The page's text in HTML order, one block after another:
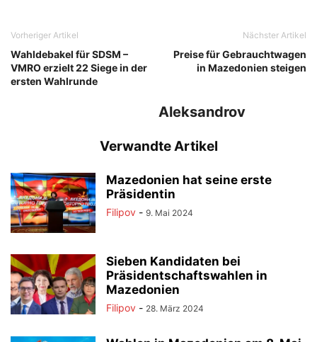
Vorheriger Artikel
Wahldebakel für SDSM –
VMRO erzielt 22 Siege in der
ersten Wahlrunde
Nächster Artikel
Preise für Gebrauchtwagen
in Mazedonien steigen
Aleksandrov
Verwandte Artikel
Mazedonien hat seine erste
Präsidentin
Filipov - 9. Mai 2024
Sieben Kandidaten bei
Präsidentschaftswahlen in
Mazedonien
Filipov - 28. März 2024